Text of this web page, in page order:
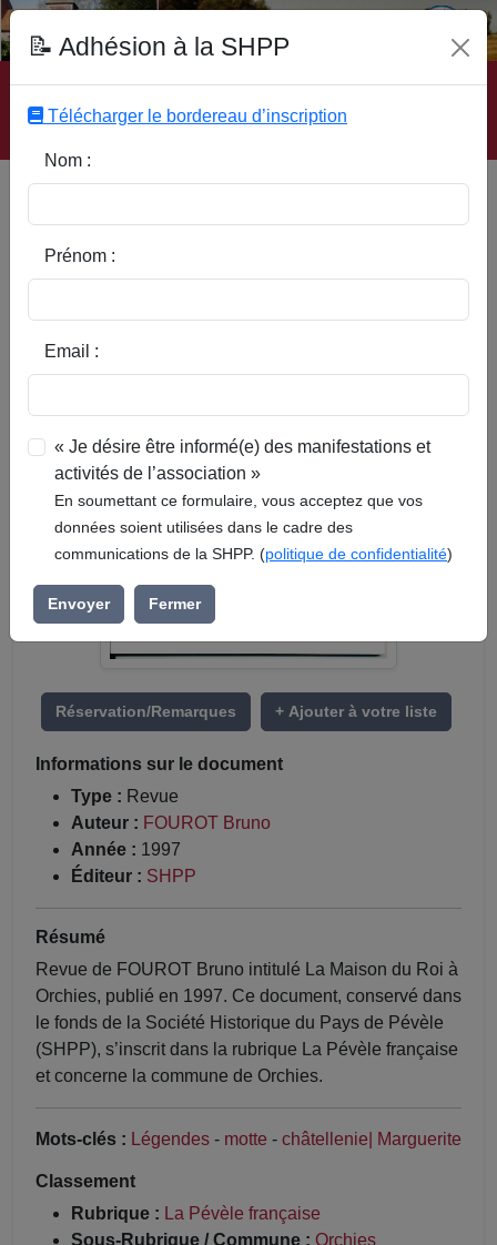
Accueil | Site SHPP | Auteurs | Editeurs | Rubriques |
Sous-Rubriques | Mots-Clefs | Contact
Réservation/Remarques + Ajouter à votre liste
Informations sur le document
Type : Revue
Auteur : FOUROT Bruno
Année : 1997
Éditeur : SHPP
Résumé
Revue de FOUROT Bruno intitulé La Maison du Roi à
Orchies, publié en 1997. Ce document, conservé dans
le fonds de la Société Historique du Pays de Pévèle
(SHPP), s’inscrit dans la rubrique La Pévèle française
et concerne la commune de Orchies.
Mots-clés : Légendes - motte - châtellenie| Marguerite
Classement
Rubrique : La Pévèle française
Sous-Rubrique / Commune : Orchies
📝 Adhésion à la SHPP
Télécharger le bordereau d’inscription
Nom :
Prénom :
Email :
« Je désire être informé(e) des manifestations et
activités de l’association »
En soumettant ce formulaire, vous acceptez que vos
données soient utilisées dans le cadre des
communications de la SHPP. (politique de confidentialité)
Envoyer Fermer